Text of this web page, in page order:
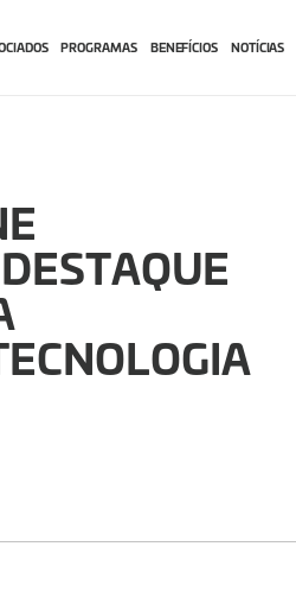
PROGRAMAS BENEFÍCIOS NOTÍCIAS